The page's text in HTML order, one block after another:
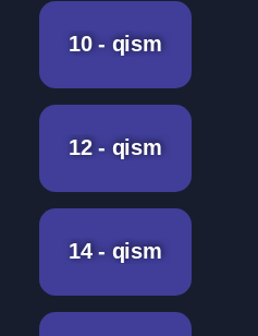
10 - qism
12 - qism
14 - qism